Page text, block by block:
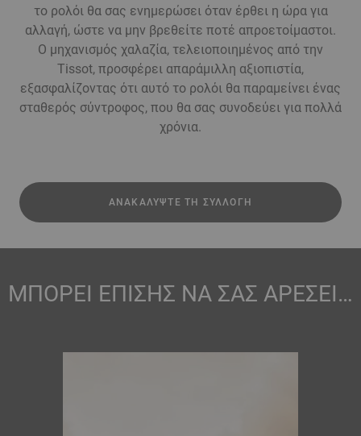
το ρολόι θα σας ενημερώσει όταν έρθει η ώρα για
αλλαγή, ώστε να μην βρεθείτε ποτέ απροετοίμαστοι.
Ο μηχανισμός χαλαζία, τελειοποιημένος από την
Tissot, προσφέρει απαράμιλλη αξιοπιστία,
εξασφαλίζοντας ότι αυτό το ρολόι θα παραμείνει ένας
σταθερός σύντροφος, που θα σας συνοδεύει για πολλά
χρόνια.
ΑΝΑΚΑΛΎΨΤΕ ΤΗ ΣΥΛΛΟΓΉ
ΜΠΟΡΕΙ ΕΠΙΣΗΣ ΝΑ ΣΑΣ ΑΡΕΣΕΙ…